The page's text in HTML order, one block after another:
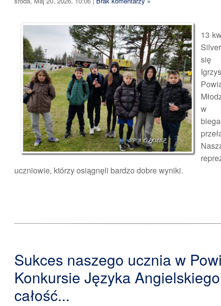
13
się
w
uczniowie, którzy osiągnęli bardzo dobre wyniki.
Sukces naszego ucznia w
Konkursie Języka
całość...